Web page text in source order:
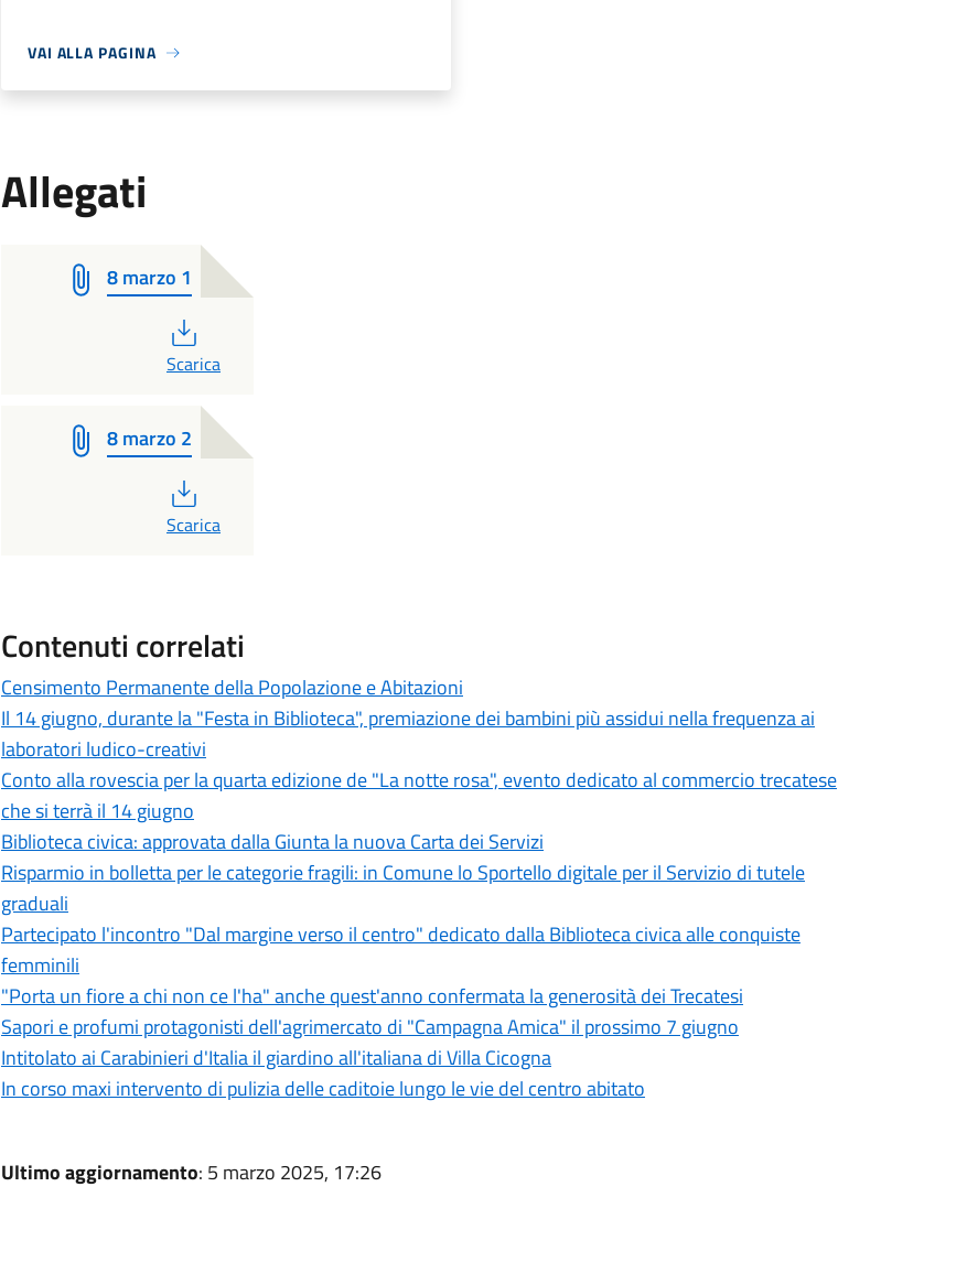
VAI ALLA PAGINA
Allegati
8 marzo 1
PDF
Scarica
8 marzo 2
PDF
Scarica
Contenuti correlati
Censimento Permanente della Popolazione e Abitazioni
Il 14 giugno, durante la "Festa in Biblioteca", premiazione dei bambini più assidui nella frequenza ai
laboratori ludico-creativi
Conto alla rovescia per la quarta edizione de "La notte rosa", evento dedicato al commercio trecatese
che si terrà il 14 giugno
Biblioteca civica: approvata dalla Giunta la nuova Carta dei Servizi
Risparmio in bolletta per le categorie fragili: in Comune lo Sportello digitale per il Servizio di tutele
graduali
Partecipato l'incontro "Dal margine verso il centro" dedicato dalla Biblioteca civica alle conquiste
femminili
"Porta un fiore a chi non ce l'ha" anche quest'anno confermata la generosità dei Trecatesi
Sapori e profumi protagonisti dell'agrimercato di "Campagna Amica" il prossimo 7 giugno
Intitolato ai Carabinieri d'Italia il giardino all'italiana di Villa Cicogna
In corso maxi intervento di pulizia delle caditoie lungo le vie del centro abitato
Ultimo aggiornamento: 5 marzo 2025, 17:26